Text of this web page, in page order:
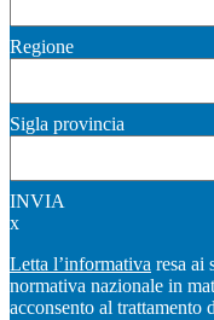
Regione
Sigla provincia
INVIA
x
Letta l’informativa resa ai
normativa nazionale in
acconsento al trattamento